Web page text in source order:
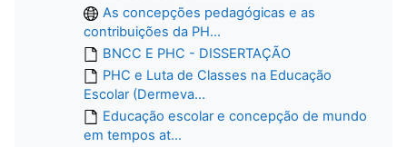
As concepções pedagógicas e as
contribuições da PH...
BNCC E PHC - DISSERTAÇÃO
PHC e Luta de Classes na Educação
Escolar (Dermeva...
Educação escolar e concepção de mundo
em tempos at...